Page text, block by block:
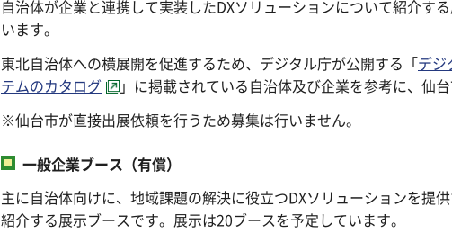
自治体が企業と連携して実装したDXソリューションについて紹介す
います。
東北自治体への横展開を促進するため、デジタル庁が公開する「デジ
テムのカタログ
」に掲載されている自治体及び企業を参考に、仙
※仙台市が直接出展依頼を行うため募集は行いません。
一般企業ブース（有償）
主に自治体向けに、地域課題の解決に役立つDXソリューションを提
紹介する展示ブースです。展示は20ブースを予定しています。